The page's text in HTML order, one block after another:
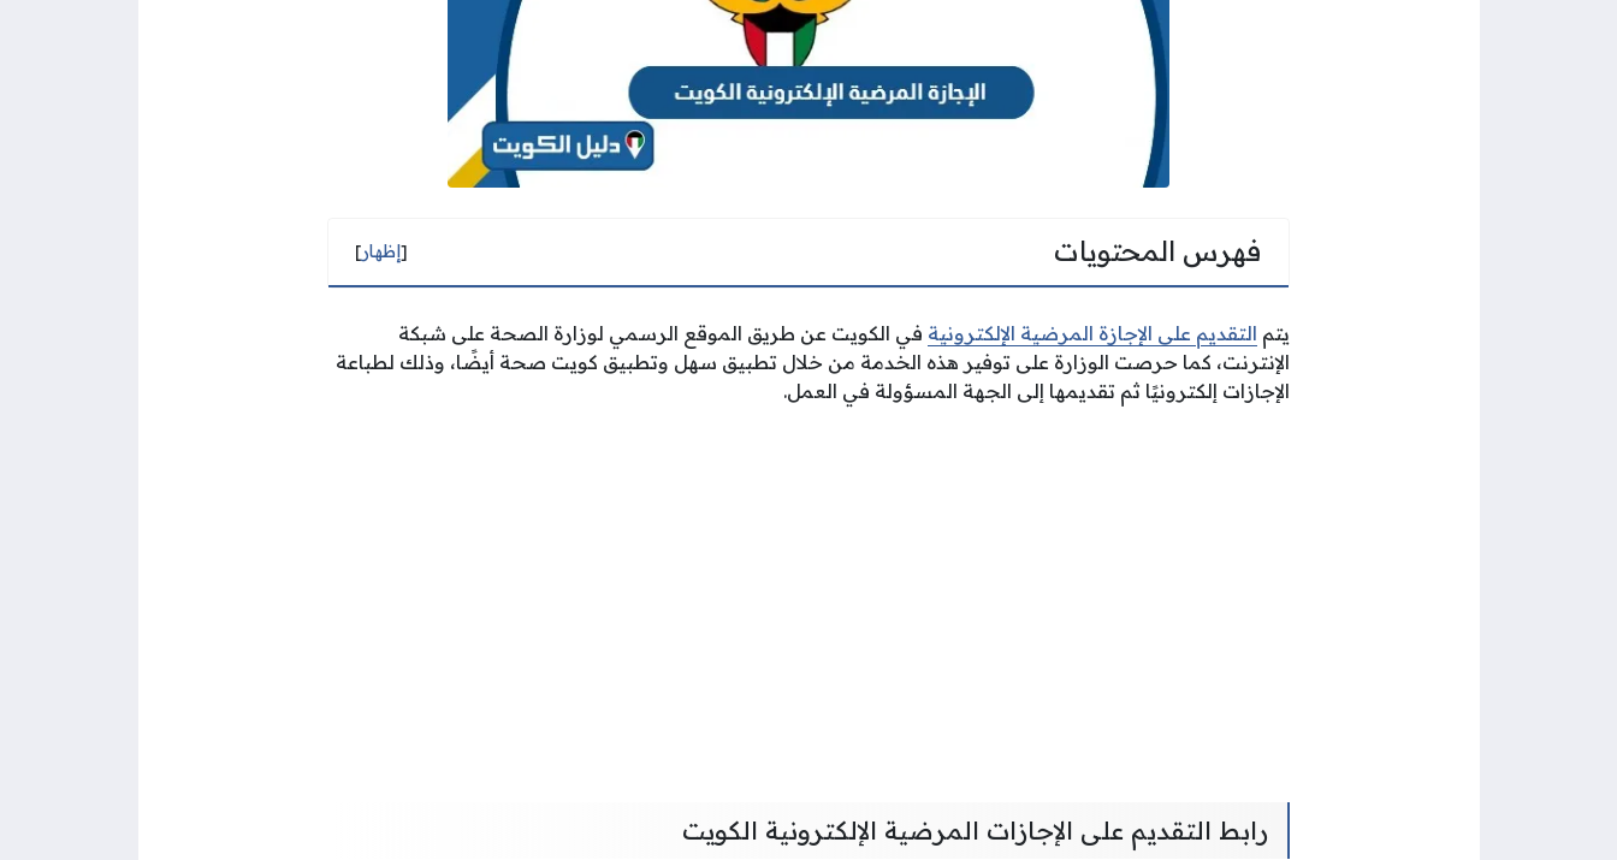
فهرس المحتويات [إظهار]
يتم التقديم على الإجازة المرضية الإلكترونية في الكويت عن طريق الموقع الرسمي لوزارة الصحة على شبكة
الإنترنت، كما حرصت الوزارة على توفير هذه الخدمة من خلال تطبيق سهل وتطبيق كويت صحة أيضًا، وذلك لطباعة
الإجازات إلكترونيًا ثم تقديمها إلى الجهة المسؤولة في العمل.
رابط التقديم على الإجازات المرضية الإلكترونية الكويت